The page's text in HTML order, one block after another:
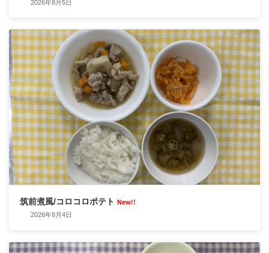
2026年8月5日
筑前煮風/コロコロポテト New!!
2026年8月4日